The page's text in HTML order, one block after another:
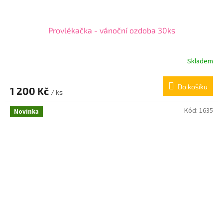
Provlékačka - vánoční ozdoba 30ks
Skladem
1 200 Kč / ks
Do košíku
Novinka Kód: 1635